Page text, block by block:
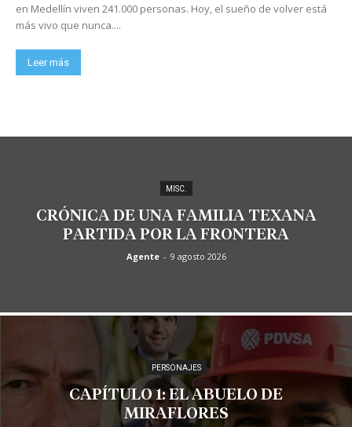
en Medellín viven 241.000 personas. Hoy, el sueño de volver está
más vivo que nunca....
Leer más
MISC.
CRÓNICA DE UNA FAMILIA TEXANA
PARTIDA POR LA FRONTERA
Agente - 9 agosto 2026
PERSONAJES
CAPÍTULO 1: EL ABUELO DE
MIRAFLORES